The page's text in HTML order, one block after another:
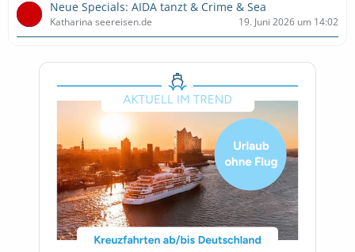
Neue Specials: AIDA tanzt & Crime & Sea
Katharina seereisen.de 19. Juni 2026 um 14:02